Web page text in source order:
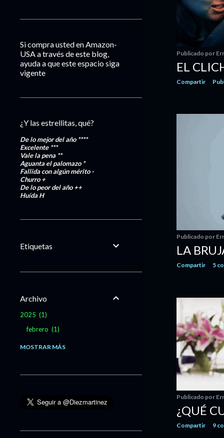
Publicado por
EL
Compartir
Publicado por
LA
Compartir 5
Publicado por
¿QUÉ
Compartir 9
Si compra usted en Amazon-
USA a través de este blog,
ayuda a que este espacio siga
vigente
¿Y las estrellitas, qué?
De lo mejor del año ****
Excelente***
Vale la pena **
Aguanta el palomazo *
Fallida con algún mérito-
Churro+
De lo peor del año++
HuídaH
Etiquetas
Archivo
2025
1
febrero
1
2020 13
2019 78
noviembre 4
MOSTRAR MÁS